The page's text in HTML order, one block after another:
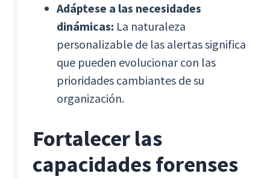
Adáptese a las necesidades
dinámicas: La naturaleza
personalizable de las alertas significa
que pueden evolucionar con las
prioridades cambiantes de su
organización.
Fortalecer las
capacidades forenses